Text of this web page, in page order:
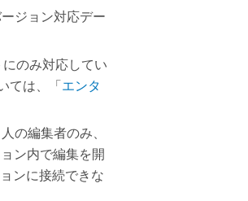
ジョン対応デー
のみ対応してい
ては、「エンタ
の編集者のみ、
ン内で編集を開
ンに接続できな